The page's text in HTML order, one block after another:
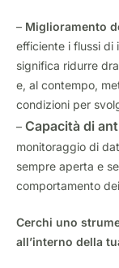
– Miglioramento
efficiente i flussi di
significa ridurre
e, al contempo,
condizioni per
– Capacità di
monitoraggio di
sempre aperta e
comportamento
Cerchi uno
all’interno della